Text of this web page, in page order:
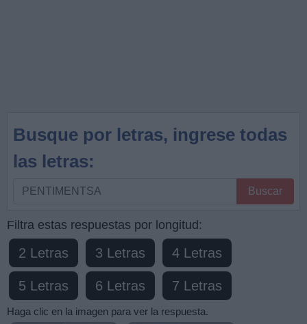
Busque por letras, ingrese todas
las letras:
Busque
letras,
ingrese
todas
las
letras:
Buscar
Filtra estas respuestas por longitud:
2 Letras 3 Letras 4 Letras
5 Letras 6 Letras 7 Letras
Haga clic en la imagen para ver la respuesta.